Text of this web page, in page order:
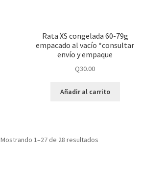
Rata XS congelada 60-79g
empacado al vacío *consultar
envío y empaque
Q30.00
Añadir al carrito
Mostrando 1–27 de 28 resultados